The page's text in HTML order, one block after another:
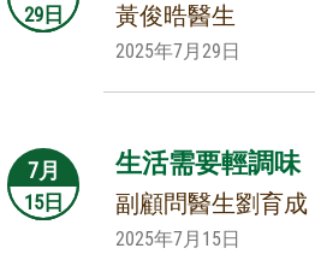
29日
黃俊晧醫生
2025年7月29日
7月
15日
生活需要輕調味
副顧問醫生劉育成
2025年7月15日